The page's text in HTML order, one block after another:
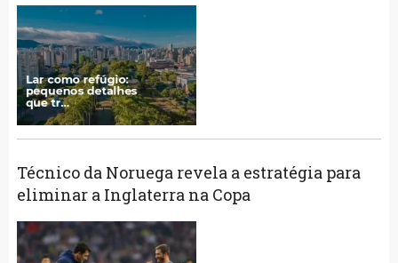
Técnico da Noruega revela a estratégia para
eliminar a Inglaterra na Copa